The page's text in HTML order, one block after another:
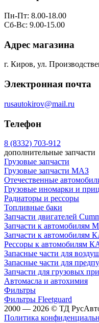
Пн-Пт: 8.00-18.00
Сб-Вс: 9.00-15.00
Адрес магазина
г. Киров, ул.
Электронная почта
rusautokirov@mail.ru
Телефон
8 (8332) 703-912
дополнительные запчасти
Грузовые запчасти
Грузовые запчасти МАЗ
Отечественные
Грузовые иномарки и
Радиаторы и рессоры
Топливные баки
Запчасти двигателей
Запчасти к автомобилям
Запчасти к автомобилям
Рессоры к автомобилям
Запасные части для
Запасные части для
Запчасти для грузовых
Автомасла и автохимия
Фильтры
Фильтры Fleetguard
2000 — 2026 © ТД
Политика